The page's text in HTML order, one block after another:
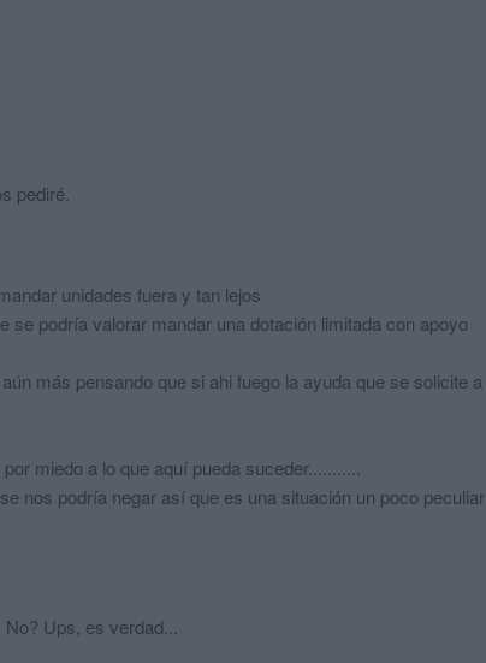
pediré.
unidades fuera y tan lejos
se podría valorar mandar una dotación limitada con apoyo
más pensando que si ahi fuego la ayuda que se solicite a
miedo a lo que aquí pueda suceder...........
nos podría negar así que es una situación un poco peculiar
Ups, es verdad...